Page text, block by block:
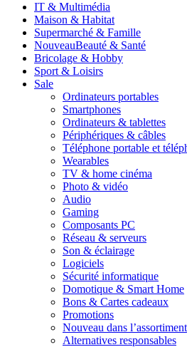
IT & Multimédia
Maison & Habitat
Supermarché & Famille
NouveauBeauté & Santé
Bricolage & Hobby
Sport & Loisirs
Sale
Ordinateurs portables
Smartphones
Ordinateurs & tablettes
Périphériques & câbles
Téléphone portable et
Wearables
TV & home cinéma
Photo & vidéo
Audio
Gaming
Composants PC
Réseau & serveurs
Son & éclairage
Logiciels
Sécurité informatique
Domotique & Smart Home
Bons & Cartes cadeaux
Promotions
Nouveau dans l’assortiment
Alternatives responsables